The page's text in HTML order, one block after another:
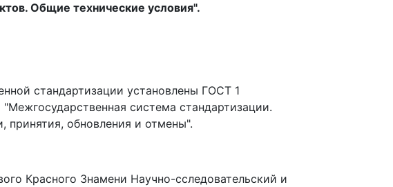
Общие технические условия".
стандартизации установлены ГОСТ 1
система стандартизации.
принятия, обновления и отмены".
Красного Знамени Научно-сследовательский и